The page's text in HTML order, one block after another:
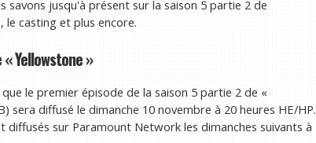
jusqu'à présent sur la saison 5 partie 2 de
casting et plus encore.
Yellowstone »
le premier épisode de la saison 5 partie 2 de «
sera diffusé le dimanche 10 novembre à 20 heures HE/HP.
diffusés sur Paramount Network les dimanches suivants à